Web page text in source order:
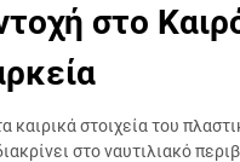
στο
καιρικά στοιχεία του
στο ναυτιλιακό